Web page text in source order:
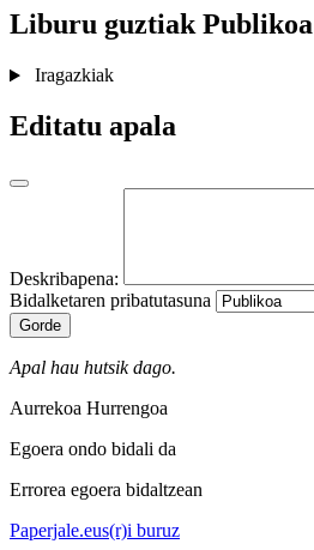
Liburu guztiakPublikoa
Iragazkiak
Editatu apala
Deskribapena:
Bidalketaren pribatutasuna
Gorde
Apal hau hutsik dago.
Aurrekoa Hurrengoa
Egoera ondo bidali da
Errorea egoera bidaltzean
Paperjale.eus(r)i buruz